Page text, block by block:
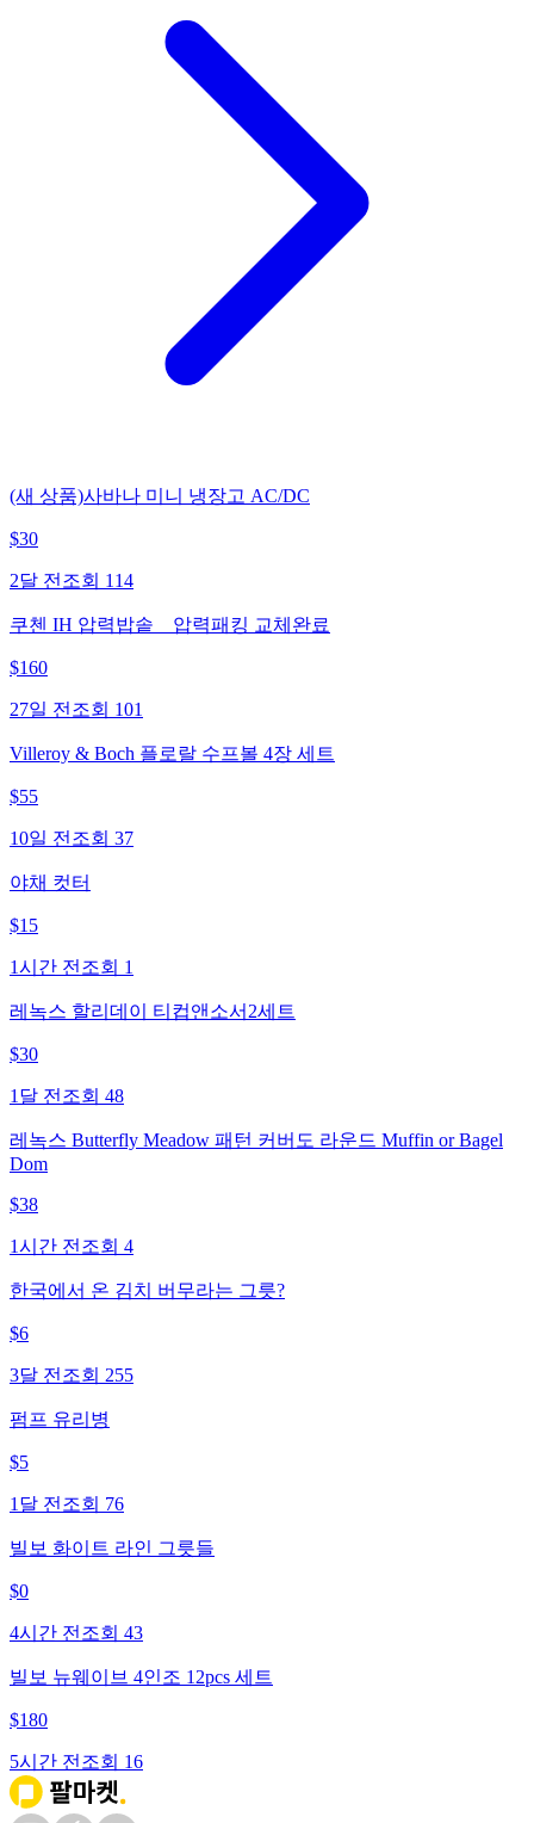
(새 상품)사바나 미니 냉장고 AC/DC
$30
2달 전 조회 114
쿠첸 IH 압력밥솥 _ 압력패킹 교체완료
$160
27일 전 조회 101
Villeroy & Boch 플로랄 수프볼 4장 세트
$55
10일 전 조회 37
야채 컷터
$15
1시간 전 조회 1
레녹스 할리데이 티컵앤소서2세트
$30
1달 전 조회 48
레녹스 Butterfly Meadow 패턴 커버도 라운드 Muffin or Bagel
Dom
$38
1시간 전 조회 4
한국에서 온 김치 버무라는 그릇?
$6
3달 전 조회 255
펌프 유리병
$5
1달 전 조회 76
빌보 화이트 라인 그릇들
$0
4시간 전 조회 43
빌보 뉴웨이브 4인조 12pcs 세트
$180
5시간 전 조회 16